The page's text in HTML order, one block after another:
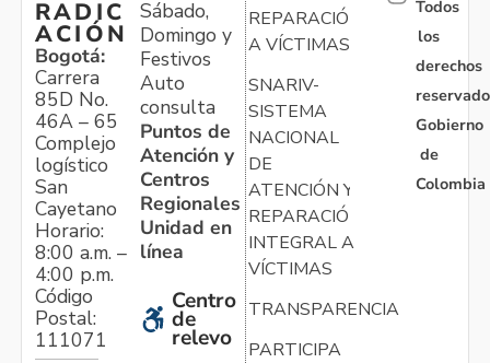
RADIC
ACIÓN
Bogotá:
Carrera
85D No.
46A – 65
Complejo
logístico
San
Cayetano
Horario:
8:00 a.m. –
4:00 p.m.
Código
Postal:
111071
Sábado,
Domingo y
Festivos
Auto
consulta
Puntos de
Atención y
Centros
Regionales
Unidad en
línea
Centro
de
relevo
REPARACIÓN
A VÍCTIMAS
SNARIV-
SISTEMA
NACIONAL
DE
ATENCIÓN Y
REPARACIÓN
INTEGRAL A
VÍCTIMAS
TRANSPARENCIA
PARTICIPA
Todos
los
derechos
Gobierno
de
Colombia